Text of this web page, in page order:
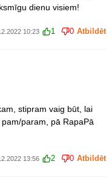
dienu visiem!
10:23 1 0 Atbildēt
stipram vaig būt, lai
param, pā RapaPā
13:56 2 0 Atbildēt